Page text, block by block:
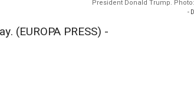
President Donald Trump.
-
(EUROPA PRESS) -